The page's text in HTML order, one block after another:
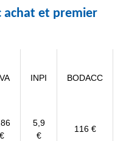
achat et premier
INPI BODACC
€
5,9
€
116 €